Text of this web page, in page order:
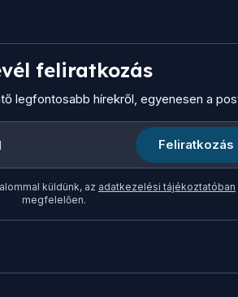
feliratkozás
legfontosabb hírekről, egyenesen a
Feliratkozás
küldünk, az adatkezelési tájékoztatóban
megfelelően.